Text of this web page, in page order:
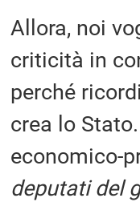
Allora, noi
criticità in
perché
crea lo
economico-
deputati del